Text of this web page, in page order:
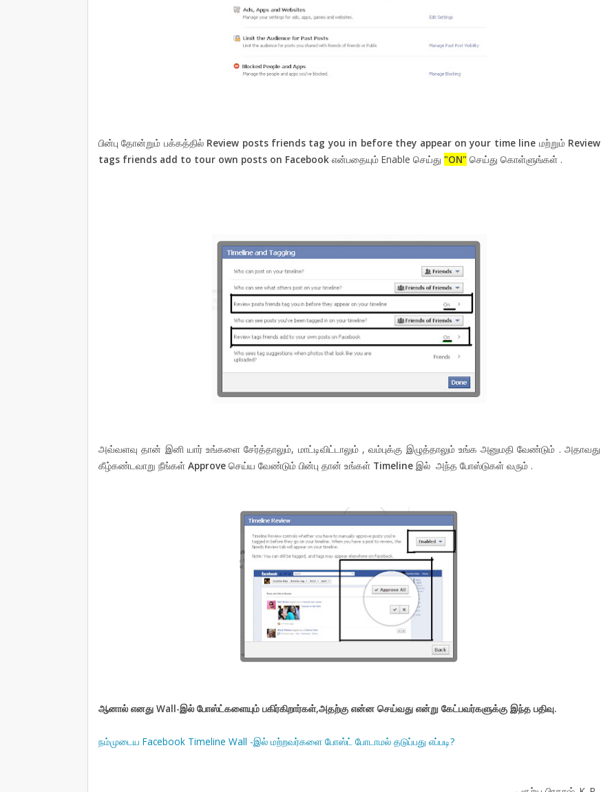
பின்பு தோன்றும் பக்கத்தில் Review posts friends tag you in before they appear on your time line மற்றும் Review
tags friends add to tour own posts on Facebook என்பதையும் Enable செய்து "ON" செய்து கொள்ளுங்கள் .
அவ்வளவு தான் இனி யார் உங்களை சேர்த்தாலும், மாட்டிவிட்டாலும் , வம்புக்கு இழுத்தாலும் உங்க அனுமதி வேண்டும் . அதாவது
கீழ்கண்டவாறு நீங்கள் Approve செய்ய வேண்டும் பின்பு தான் உங்கள் Timeline இல் அந்த போஸ்டுகள் வரும் .
ஆனால் எனது Wall-இல் போஸ்ட்களையும் பகிர்கிறார்கள்,அதற்கு என்ன செய்வது என்று கேட்பவர்களுக்கு இந்த பதிவு.
நம்முடைய Facebook Timeline Wall -இல் மற்றவர்களை போஸ்ட் போடாமல் தடுப்பது எப்படி?